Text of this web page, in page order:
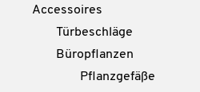
Accessoires
Türbeschläge
Büropflanzen
Pflanzgefäße